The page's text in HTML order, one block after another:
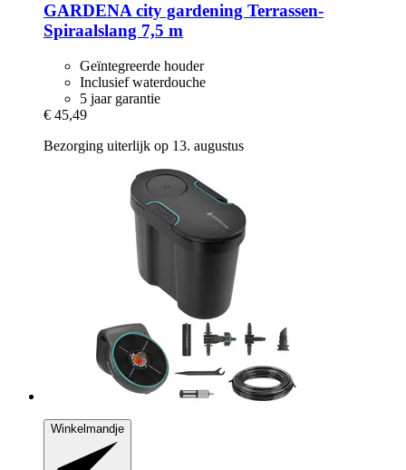
GARDENAcity gardening Terrassen-​
Spiraalslang 7,5 m
Geïntegreerde houder
Inclusief waterdouche
5 jaar garantie
€ 45,49
Bezorging uiterlijk op 13. augustus
Winkelmandje